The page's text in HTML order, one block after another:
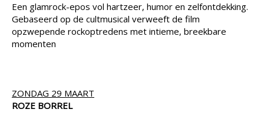
Een glamrock-epos vol hartzeer, humor en zelfontdekking.
Gebaseerd op de cultmusical verweeft de film
opzwepende rockoptredens met intieme, breekbare
momenten
ZONDAG 29 MAART
ROZE BORREL